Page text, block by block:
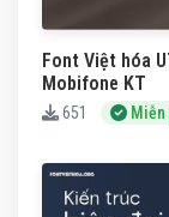
Font Việt hóa
Mobifone KT
651